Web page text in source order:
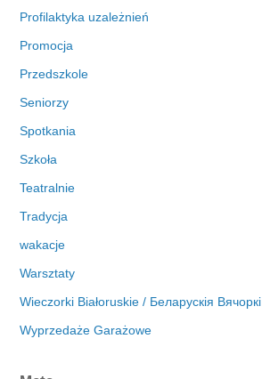
Profilaktyka uzależnień
Promocja
Przedszkole
Seniorzy
Spotkania
Szkoła
Teatralnie
Tradycja
wakacje
Warsztaty
Wieczorki Białoruskie / Беларускія Вячоркі
Wyprzedaże Garażowe